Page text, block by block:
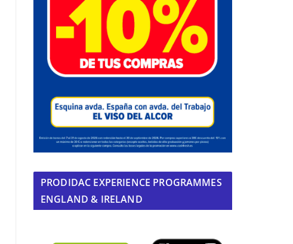
PRODIDAC EXPERIENCE PROGRAMMES
ENGLAND & IRELAND